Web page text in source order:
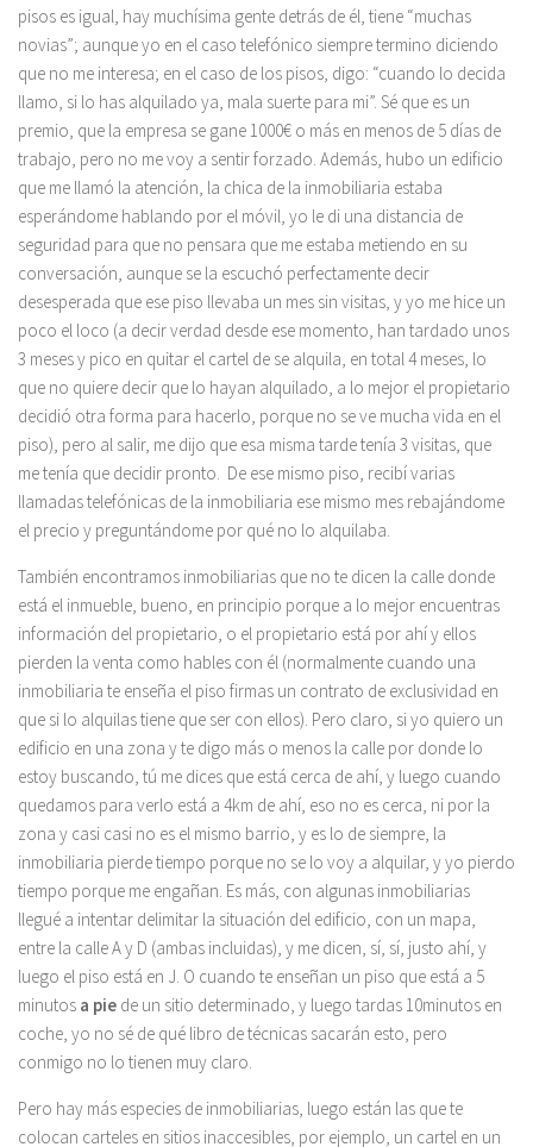
pisos es igual, hay muchísima gente detrás de él, tiene “muchas
novias”; aunque yo en el caso telefónico siempre termino diciendo
que no me interesa; en el caso de los pisos, digo: “cuando lo decida
llamo, si lo has alquilado ya, mala suerte para mi”. Sé que es un
premio, que la empresa se gane 1000€ o más en menos de 5 días de
trabajo, pero no me voy a sentir forzado. Además, hubo un edificio
que me llamó la atención, la chica de la inmobiliaria estaba
esperándome hablando por el móvil, yo le di una distancia de
seguridad para que no pensara que me estaba metiendo en su
conversación, aunque se la escuchó perfectamente decir
desesperada que ese piso llevaba un mes sin visitas, y yo me hice un
poco el loco (a decir verdad desde ese momento, han tardado unos
3 meses y pico en quitar el cartel de se alquila, en total 4 meses, lo
que no quiere decir que lo hayan alquilado, a lo mejor el propietario
decidió otra forma para hacerlo, porque no se ve mucha vida en el
piso), pero al salir, me dijo que esa misma tarde tenía 3 visitas, que
me tenía que decidir pronto. De ese mismo piso, recibí varias
llamadas telefónicas de la inmobiliaria ese mismo mes rebajándome
el precio y preguntándome por qué no lo alquilaba.
También encontramos inmobiliarias que no te dicen la calle donde
está el inmueble, bueno, en principio porque a lo mejor encuentras
información del propietario, o el propietario está por ahí y ellos
pierden la venta como hables con él (normalmente cuando una
inmobiliaria te enseña el piso firmas un contrato de exclusividad en
que si lo alquilas tiene que ser con ellos). Pero claro, si yo quiero un
edificio en una zona y te digo más o menos la calle por donde lo
estoy buscando, tú me dices que está cerca de ahí, y luego cuando
quedamos para verlo está a 4km de ahí, eso no es cerca, ni por la
zona y casi casi no es el mismo barrio, y es lo de siempre, la
inmobiliaria pierde tiempo porque no se lo voy a alquilar, y yo pierdo
tiempo porque me engañan. Es más, con algunas inmobiliarias
llegué a intentar delimitar la situación del edificio, con un mapa,
entre la calle A y D (ambas incluidas), y me dicen, sí, sí, justo ahí, y
luego el piso está en J. O cuando te enseñan un piso que está a 5
minutos a pie de un sitio determinado, y luego tardas 10minutos en
coche, yo no sé de qué libro de técnicas sacarán esto, pero
conmigo no lo tienen muy claro.
Pero hay más especies de inmobiliarias, luego están las que te
colocan carteles en sitios inaccesibles, por ejemplo, un cartel en un